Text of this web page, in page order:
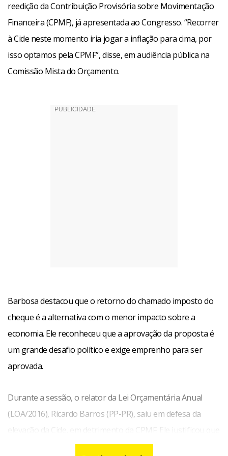
reedição da Contribuição Provisória sobre Movimentação
Financeira (CPMF), já apresentada ao Congresso. “Recorrer
à Cide neste momento iria jogar a inflação para cima, por
isso optamos pela CPMF”, disse, em audiência pública na
Comissão Mista do Orçamento.
Barbosa destacou que o retorno do chamado imposto do
cheque é a alternativa com o menor impacto sobre a
economia. Ele reconheceu que a aprovação da proposta é
um grande desafio político e exige emprenho para ser
aprovada.
Durante a sessão, o relator da Lei Orçamentária Anual
(LOA/2016), Ricardo Barros (PP-PR), saiu em defesa da
elevação da Cide, em detrimento da CPMF. Ele justificou que
a medida é uma decisão administrativa do governo, que, ao